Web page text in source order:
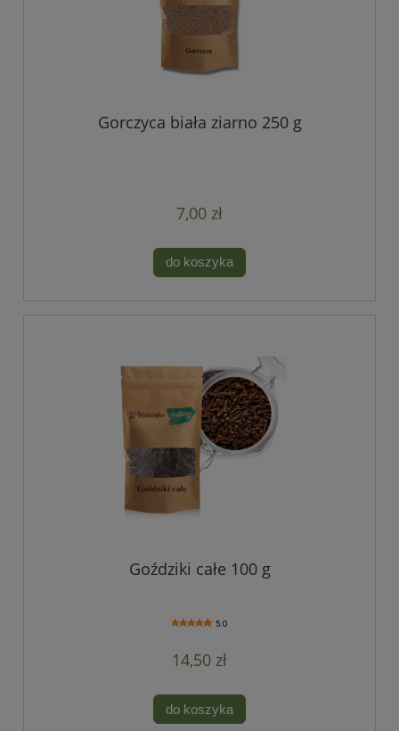
Gorczyca biała ziarno 250 g
7,00 zł
do koszyka
Goździki całe 100 g
5.0
14,50 zł
do koszyka